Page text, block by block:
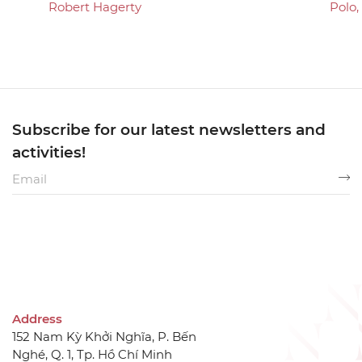
Robert Hagerty
Address
152 Nam Kỳ Khởi Nghĩa, P. Bến
Nghé, Q. 1, Tp. Hồ Chí Minh
Subscribe for our latest newsletters and
activities!